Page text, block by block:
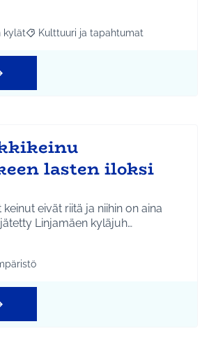
mukaan: Etelä-Tuusulan kylät
kylät Rajaa tulokset teeman mukaan:
Kulttuuri ja tapahtumat
lasten iloksi
eivät riitä ja niihin on aina
Idea jätetty Linjamäen kyläjuh…
mukaan: Kellokoski
tulokset teeman mukaan: Ympäristö